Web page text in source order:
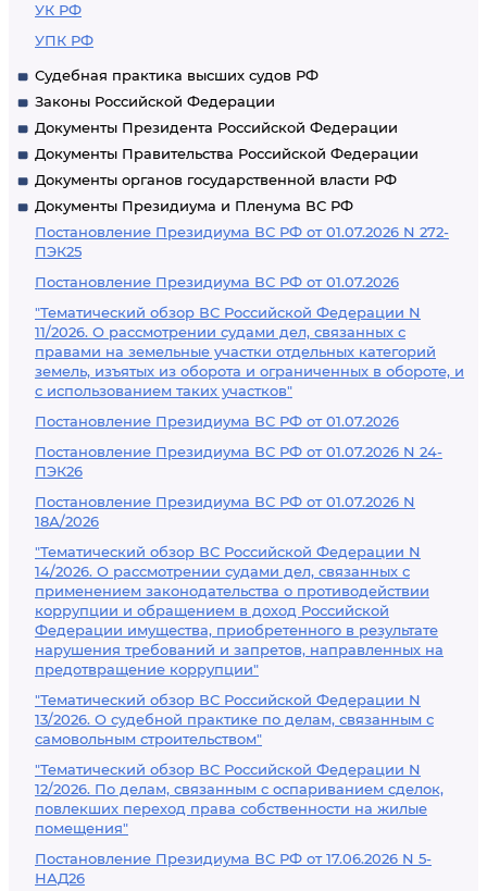
УК РФ
УПК РФ
Судебная практика высших судов РФ
Законы Российской Федерации
Документы Президента Российской Федерации
Документы Правительства Российской Федерации
Документы органов государственной власти РФ
Документы Президиума и Пленума ВС РФ
Постановление Президиума ВС РФ от 01.07.2026 N 272-
ПЭК25
Постановление Президиума ВС РФ от 01.07.2026
"Тематический обзор ВС Российской Федерации N
11/2026. О рассмотрении судами дел, связанных с
правами на земельные участки отдельных категорий
земель, изъятых из оборота и ограниченных в обороте, и
с использованием таких участков"
Постановление Президиума ВС РФ от 01.07.2026
Постановление Президиума ВС РФ от 01.07.2026 N 24-
ПЭК26
Постановление Президиума ВС РФ от 01.07.2026 N
18А/2026
"Тематический обзор ВС Российской Федерации N
14/2026. О рассмотрении судами дел, связанных с
применением законодательства о противодействии
коррупции и обращением в доход Российской
Федерации имущества, приобретенного в результате
нарушения требований и запретов, направленных на
предотвращение коррупции"
"Тематический обзор ВС Российской Федерации N
13/2026. О судебной практике по делам, связанным с
самовольным строительством"
"Тематический обзор ВС Российской Федерации N
12/2026. По делам, связанным с оспариванием сделок,
повлекших переход права собственности на жилые
помещения"
Постановление Президиума ВС РФ от 17.06.2026 N 5-
НАД26